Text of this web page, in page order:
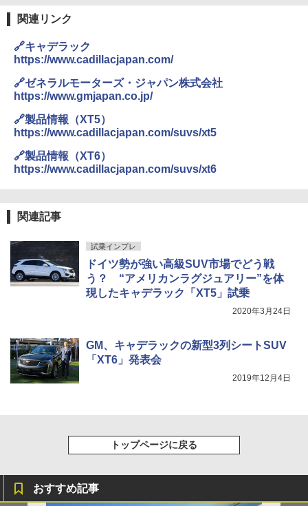
関連リンク
🔗キャデラック
https://www.cadillacjapan.com/
🔗ゼネラルモーターズ・ジャパン株式会社
https://www.gmjapan.co.jp/
🔗製品情報（XT5）
https://www.cadillacjapan.com/suvs/xt5
🔗製品情報（XT6）
https://www.cadillacjapan.com/suvs/xt6
関連記事
試乗インプレ
ドイツ勢が強い高級SUV市場でどう戦
う？ “アメリカンラグジュアリー”を体
現したキャデラック「XT5」試乗
2020年3月24日
GM、キャデラックの新型3列シートSUV
「XT6」発表会
2019年12月4日
トップページに戻る
おすすめ記事